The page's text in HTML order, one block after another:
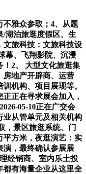
雅众参取；4、从题
湖泊旅逛度假区、生
文旅科技：文旅科技设
幕、飞翔影院、沉浸
2、 大型文化旅逛集
房地产开辟商、运营
机构、项目展现等。
正在寻求展会加入，
05-10正在广交会
业从管单元及相关机构
，景区旅逛系统、门
平方米，夜逛演艺：实
演，最终确认参展展
经销商、室内乐土投
都有海量企业从这里全